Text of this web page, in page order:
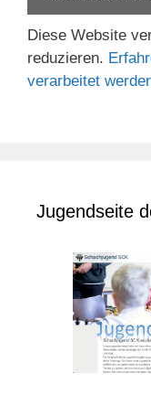
Diese Website
reduzieren.
verarbeitet
Jugendseite